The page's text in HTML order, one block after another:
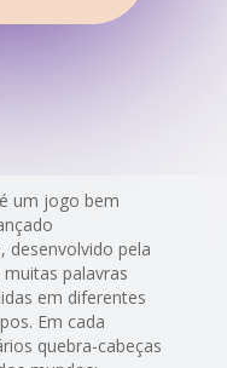
um jogo bem
desenvolvido pela
palavras
em diferentes
Em cada
quebra-cabeças